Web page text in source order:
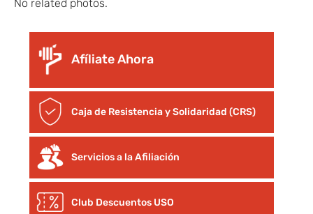
No related photos.
Afíliate Ahora
Caja de Resistencia y Solidaridad (CRS)
Servicios a la Afiliación
Club Descuentos USO